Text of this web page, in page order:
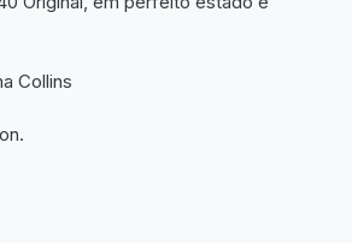
Collins